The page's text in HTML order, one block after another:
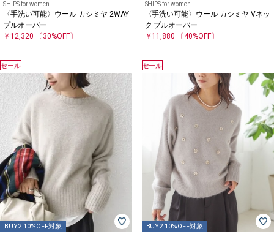
SHIPS for women
〈手洗い可能〉ウール カシミヤ 2WAY
プルオーバー
￥12,320 〔30%OFF〕
SHIPS for women
〈手洗い可能〉ウール カシミヤ Vネッ
ク プルオーバー
￥11,880
〔40%OFF〕
セール
BUY2 10%OFF対象
セール
BUY2 10%OFF対象